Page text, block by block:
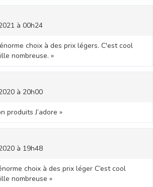
à 00h24
choix à des prix légers. C'est cool
nombreuse. »
à 20h00
produits J’adore »
à 19h48
choix à des prix léger C’est cool
nombreuse »